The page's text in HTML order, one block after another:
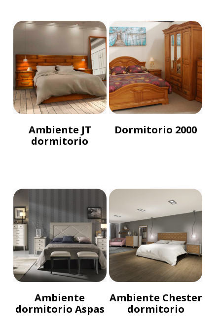
Ambiente JT
dormitorio
Dormitorio 2000
Ambiente
dormitorio Aspas
Ambiente Chester
dormitorio